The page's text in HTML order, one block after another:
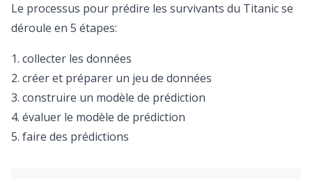
Le processus pour prédire les survivants du Titanic se
déroule en 5 étapes:
collecter les données
créer et préparer un jeu de données
construire un modèle de prédiction
évaluer le modèle de prédiction
faire des prédictions